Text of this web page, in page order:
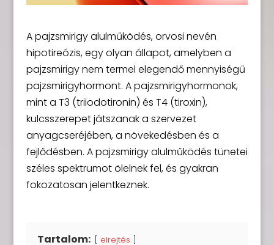
A pajzsmirigy alulműködés, orvosi nevén
hipotireózis, egy olyan állapot, amelyben a
pajzsmirigy nem termel elegendő mennyiségű
pajzsmirigyhormont. A pajzsmirigyhormonok,
mint a T3 (triiodotironin) és T4 (tiroxin),
kulcsszerepet játszanak a szervezet
anyagcseréjében, a növekedésben és a
fejlődésben. A pajzsmirigy alulműködés tünetei
széles spektrumot ölelnek fel, és gyakran
fokozatosan jelentkeznek.
Tartalom: elrejtés